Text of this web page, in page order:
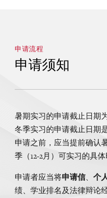
申请流程
申请须知
暑期实习的申请截止日期
冬季实习的申请截止日期
申请之前，应当提前确认
季（12-2月）可实习的具体
申请者应当将申请信、 个
绩、学业排名及法律辩论